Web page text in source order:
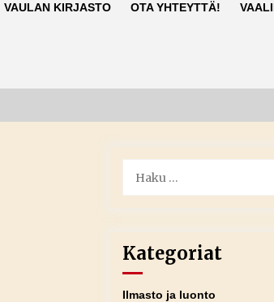
VAULAN KIRJASTO OTA YHTEYTTÄ!
Kategoriat
Ilmasto ja luonto